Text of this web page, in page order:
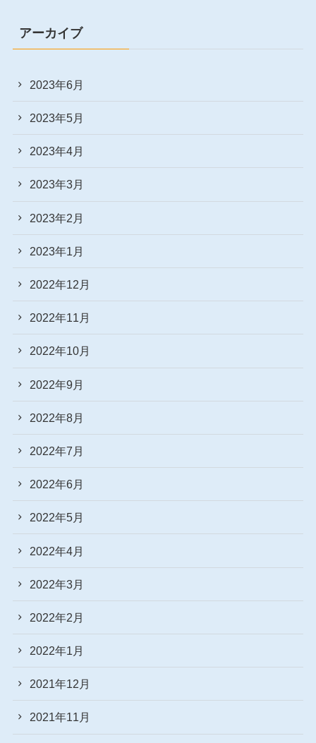
アーカイブ
2023年6月
2023年5月
2023年4月
2023年3月
2023年2月
2023年1月
2022年12月
2022年11月
2022年10月
2022年9月
2022年8月
2022年7月
2022年6月
2022年5月
2022年4月
2022年3月
2022年2月
2022年1月
2021年12月
2021年11月